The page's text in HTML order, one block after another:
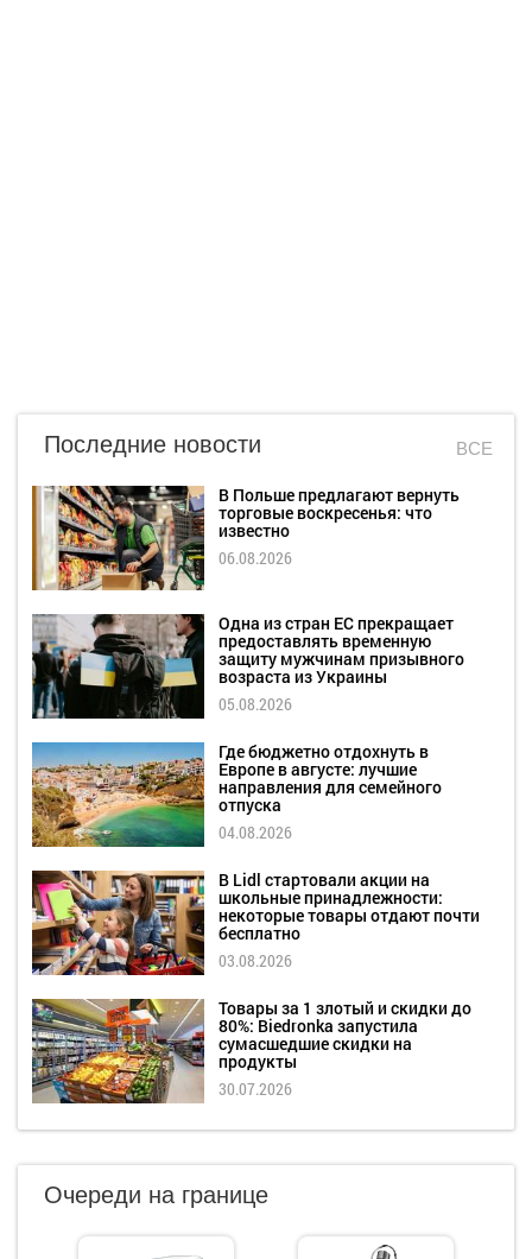
Последние новости ВСЕ
В Польше предлагают вернуть
торговые воскресенья: что
известно
06.08.2026
Одна из стран ЕС прекращает
предоставлять временную
защиту мужчинам призывного
возраста из Украины
05.08.2026
Где бюджетно отдохнуть в
Европе в августе: лучшие
направления для семейного
отпуска
04.08.2026
В Lidl стартовали акции на
школьные принадлежности:
некоторые товары отдают почти
бесплатно
03.08.2026
Товары за 1 злотый и скидки до
80%: Biedronka запустила
сумасшедшие скидки на
продукты
30.07.2026
Очереди на границе